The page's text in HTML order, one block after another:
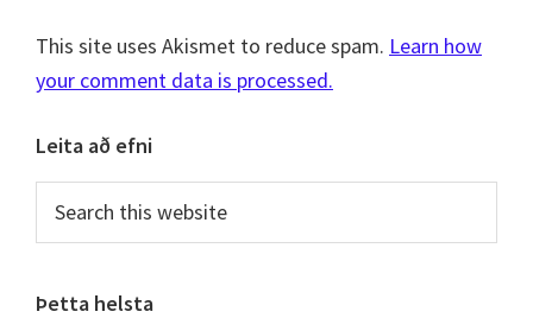
This site uses Akismet to reduce spam. Learn how
your comment data is processed.
Primary
Sidebar
Leita að efni
this
Þetta helsta